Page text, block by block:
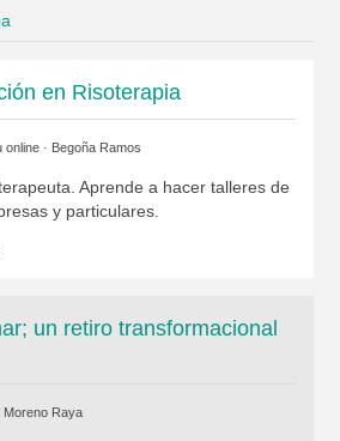
en Risoterapia
online · Begoña Ramos
Aprende a hacer talleres de
y particulares.
un retiro transformacional
Moreno Raya